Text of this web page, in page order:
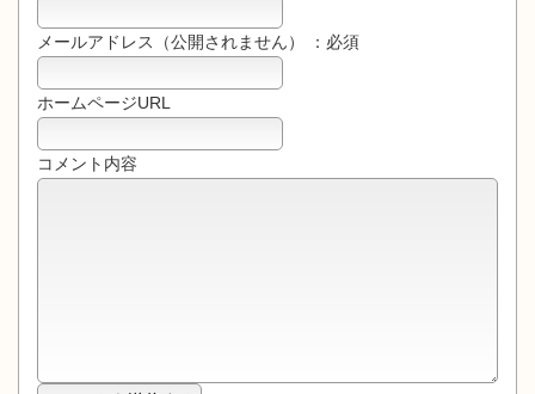
メールアドレス（公開されません） ：必須
ホームページURL
コメント内容